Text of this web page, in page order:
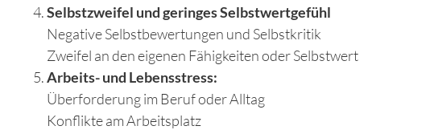
Selbstzweifel und geringes Selbstwertgefühl
Negative Selbstbewertungen und Selbstkritik
Zweifel an den eigenen Fähigkeiten oder Selbstwert
Arbeits- und Lebensstress:
Überforderung im Beruf oder Alltag
Konflikte am Arbeitsplatz